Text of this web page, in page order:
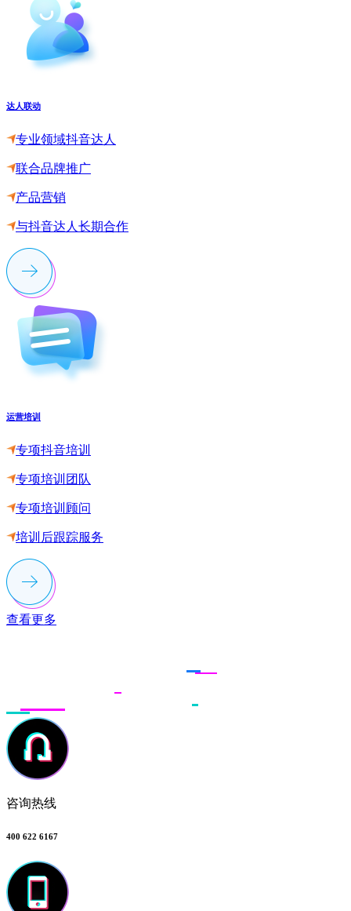
达人联动
专业领域抖音达人
联合品牌推广
产品营销
与抖音达人长期合作
运营培训
专项抖音培训
专项培训团队
专项培训顾问
培训后跟踪服务
查看更多
咨询热线
400 622 6167